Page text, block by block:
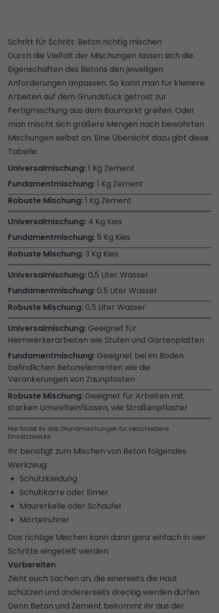
Schritt für Schritt: Beton richtig mischen
Durch die Vielfalt der Mischungen lassen sich die
Eigenschaften des Betons den jeweiligen
Anforderungen anpassen. So kann man für kleinere
Arbeiten auf dem Grundstück getrost zur
Fertigmischung aus dem Baumarkt greifen. Oder
man mischt sich größere Mengen nach bewährten
Mischungen selbst an. Eine Übersicht dazu gibt diese
Tabelle:
Hier findet ihr drei Grundmischungen für verschiedene
Einsatzzwecke
1 Kg Zement
1 Kg Zement
1 Kg Zement
4 Kg Kies
5 Kg Kies
3 Kg Kies
0,5 Liter Wasser
0,5 Liter Wasser
0,5 Liter Wasser
Geeignet für
Heimwerkerarbeiten wie Stufen und Gartenplatten
Geeignet bei im Boden
befindlichen Betonelementen wie die
Verankerungen von Zaunpfosten
Geeignet für Arbeiten mit
starken Umwelteinflüssen, wie Straßenpflaster
Ihr benötigt zum Mischen von Beton folgendes
Werkzeug:
Schutzkleidung
Schubkarre oder Eimer
Maurerkelle oder Schaufel
Mörtelrührer
Das richtige Mischen kann dann ganz einfach in vier
Schritte eingeteilt werden:
Vorbereiten
Zieht euch Sachen an, die einerseits die Haut
schützen und andererseits dreckig werden dürfen.
Denn Beton und Zement bekommt ihr aus der